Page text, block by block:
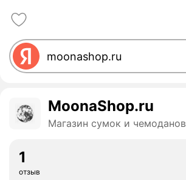
MoonaShop.ru
Магазин сумок и чемоданов
1
отзыв